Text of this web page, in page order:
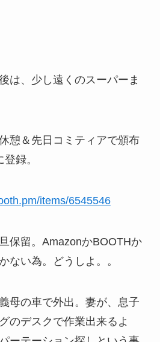
は、少し遠くのスーパーま
憩＆先日コミティアで頒布
録。
items/6545546
保留。AmazonかBOOTHか
ない為。どうしよ。。
母の車で外出。妻が、息子
のデスクで作業出来るよ